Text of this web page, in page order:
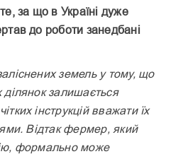
за що в Україні дуже
до роботи занедбані
земель у тому, що
ділянок залишається
інструкцій вважати їх
Відтак фермер, який
формально може